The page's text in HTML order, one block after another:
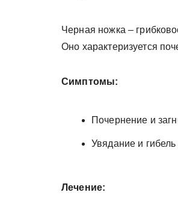
Черная ножка –
Оно характеризуется
Симптомы:
Почернение и
Увядание и гибель
Лечение: